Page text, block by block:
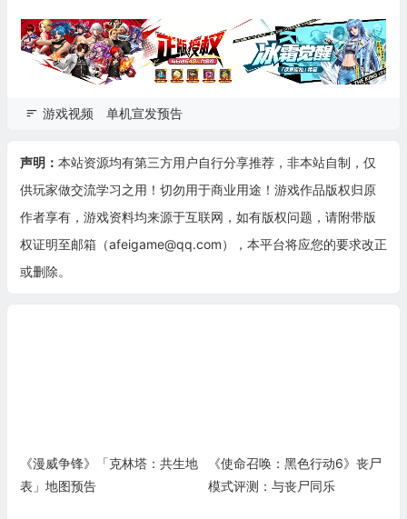
游戏视频 单机宣发预告
声明： 本站资源均有第三方用户自行分享推荐，非本站自制，仅
供玩家做交流学习之用！切勿用于商业用途！游戏作品版权归原
作者享有，游戏资料均来源于互联网，如有版权问题，请附带版
权证明至邮箱（afeigame@qq.com），本平台将应您的要求改正
或删除。
《漫威争锋》「克林塔：共生地
表」地图预告
《使命召唤：黑色行动6》丧尸
模式评测：与丧尸同乐